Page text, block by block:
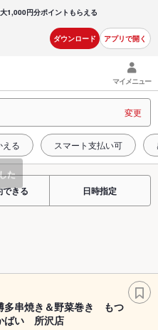
1,000円分ポイントもらえる
ダウンロード アプリで開く
マイメニュー
変更
える スマート支払い可
きる 日時指定
串焼き＆野菜巻き もつ
ばい 所沢店